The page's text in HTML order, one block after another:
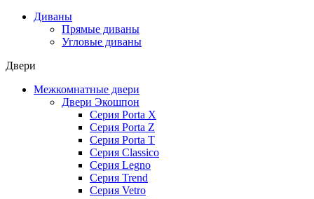
Диваны
Прямые диваны
Угловые диваны
Двери
Межкомнатные двери
Двери Экошпон
Серия Porta X
Серия Porta Z
Серия Porta T
Серия Classico
Серия Legno
Серия Trend
Серия Vetro